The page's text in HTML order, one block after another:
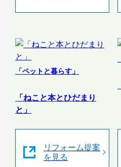
「ペットと暮らす」
「ねこと本とひだまり
と」
リフォーム提案
を見る